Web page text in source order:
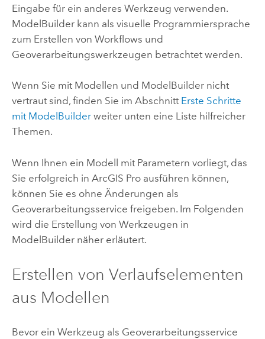
Eingabe für ein anderes Werkzeug verwenden.
ModelBuilderkann als visuelle Programmiersprache
zum Erstellen von Workflows und
Geoverarbeitungswerkzeugen betrachtet werden.
Wenn Sie mit Modellen und ModelBuilder nicht
vertraut sind, finden Sie im Abschnitt Erste Schritte
mit ModelBuilderweiter unten eine Liste hilfreicher
Themen.
Wenn Ihnen ein Modell mit Parametern vorliegt, das
Sie erfolgreich in ArcGIS Proausführen können,
können Sie es ohne Änderungen als
Geoverarbeitungsservice freigeben. Im Folgenden
wird die Erstellung von Werkzeugen in
ModelBuilder näher erläutert.
Erstellen von Verlaufselementen
aus Modellen
Bevor ein Werkzeug als Geoverarbeitungsservice